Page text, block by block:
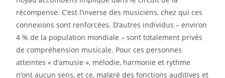
récompense. C’est l’inverse des musiciens, chez qui ces
connexions sont renforcées. D’autres individus – environ
4 % de la population mondiale – sont totalement privés
de compréhension musicale. Pour ces personnes
atteintes « d’amusie », mélodie, harmonie et rythme
n’ont aucun sens, et ce, malgré des fonctions auditives et